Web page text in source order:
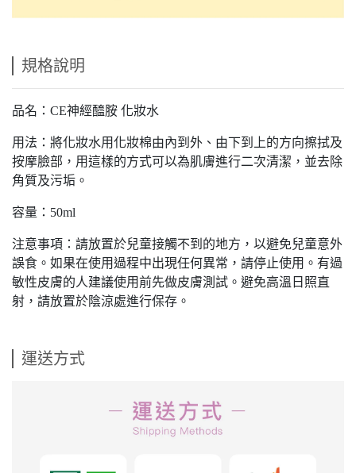
規格說明
品名：CE神經醯胺 化妝水
用法：將化妝水用化妝棉由內到外、由下到上的方向擦拭及
按摩臉部，用這樣的方式可以為肌膚進行二次清潔，並去除
角質及污垢。
容量：50ml
注意事項：請放置於兒童接觸不到的地方，以避免兒童意外
誤食。如果在使用過程中出現任何異常，請停止使用。有過
敏性皮膚的人建議使用前先做皮膚測試。避免高溫日照直
射，請放置於陰涼處進行保存。
運送方式